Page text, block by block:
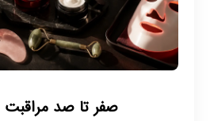
صفر تا صد